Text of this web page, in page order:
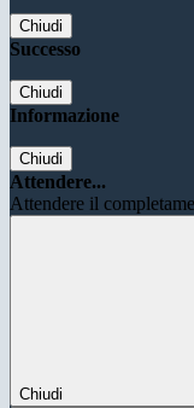
Chiudi
Successo
Chiudi
Informazione
Chiudi
Attendere...
Attendere il
Chiudi